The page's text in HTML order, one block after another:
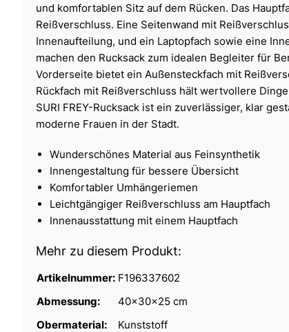
und komfortablen Sitz auf dem Rücken. Das
Reißverschluss. Eine Seitenwand mit
Innenaufteilung, und ein Laptopfach sowie eine
machen den Rucksack zum idealen Begleiter für
Vorderseite bietet ein Außensteckfach mit
Rückfach mit Reißverschluss hält wertvollere
SURI FREY-Rucksack ist ein zuverlässiger, klar
moderne Frauen in der Stadt.
Wunderschönes Material aus Feinsynthetik
Innengestaltung für bessere Übersicht
Komfortabler Umhängeriemen
Leichtgängiger Reißverschluss am Hauptfach
Innenausstattung mit einem Hauptfach
Mehr zu diesem Produkt:
Artikelnummer: F196337602
Abmessung:
40x30x25 cm
Obermaterial:
Kunststoff